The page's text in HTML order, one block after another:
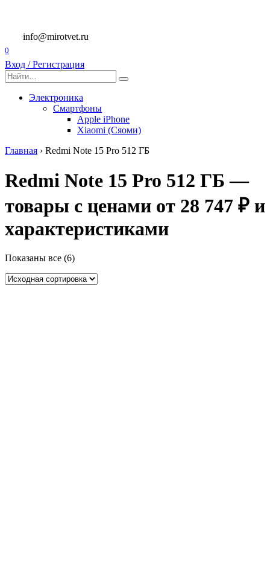
содержанию
info@mirotvet.ru
0
Вход / Регистрация
Search
for:
Электроника
Смартфоны
Apple iPhone
Xiaomi (Сяоми)
Главная › Redmi Note 15 Pro 512 ГБ
Redmi Note 15 Pro 512 ГБ —
товары с ценами от 28 747 ₽ и
характеристиками
Показаны все (6)